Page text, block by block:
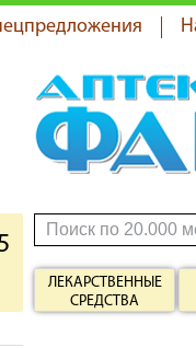
ЛЕКАРСТВЕННЫЕ
СРЕДСТВА